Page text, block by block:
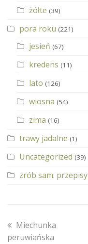
żółte (39)
pora roku (221)
jesień (67)
kredens (11)
lato (126)
wiosna (54)
zima (16)
trawy jadalne (1)
Uncategorized (39)
zrób sam: przepisy
previous
post:
Miechunka
peruwiańska